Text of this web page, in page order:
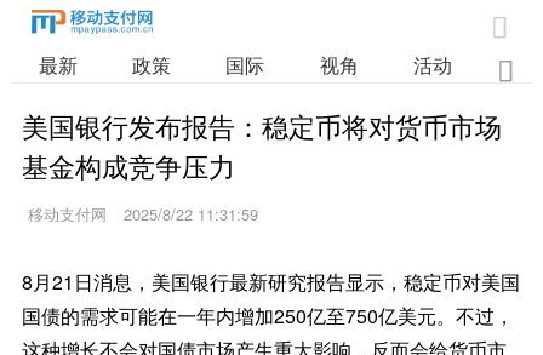

最新 政策 国际 视角 活动 业

美国银行发布报告：稳定币将对货币市场
基金构成竞争压力
移动支付网 2025/8/22 11:31:59
8月21日消息，美国银行最新研究报告显示，稳定币对美国
国债的需求可能在一年内增加250亿至750亿美元。不过，